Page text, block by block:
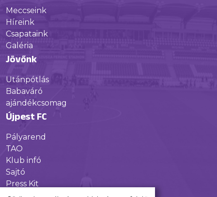
Meccseink
Híreink
Csapataink
Galéria
Jövőnk
Utánpótlás
Babaváró
ajándékcsomag
Újpest FC
Pályarend
TAO
Klub infó
Sajtó
Press Kit